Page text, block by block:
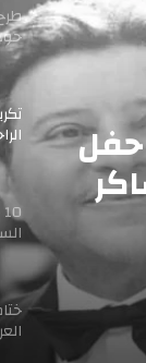
حفل